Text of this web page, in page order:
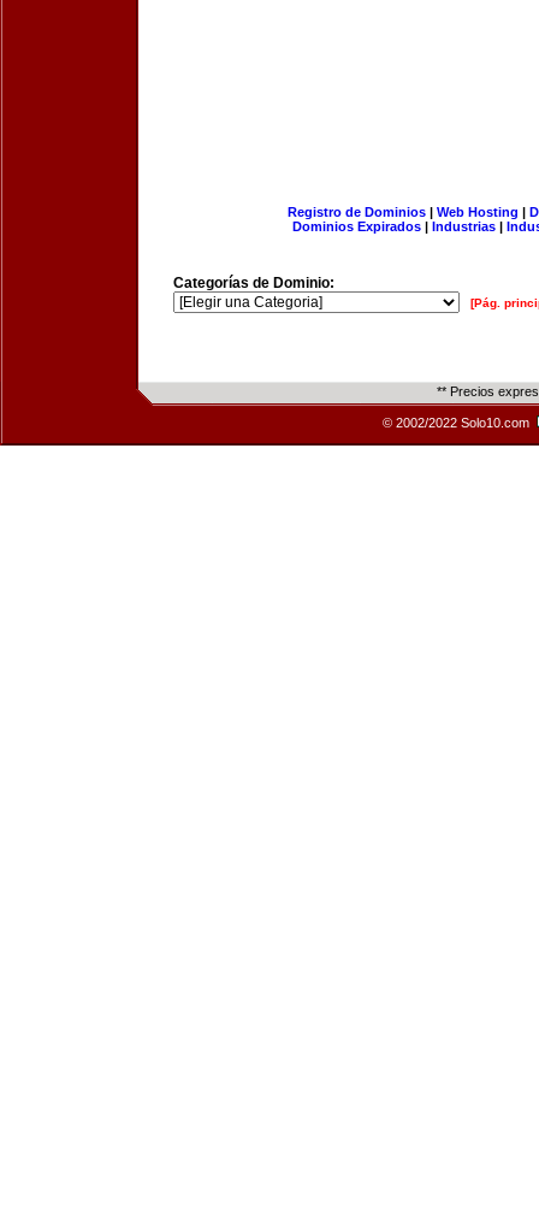
Registro de Dominios| Web Hosting |
Dominios Expirados | Industrias |
Categorías de Dominio:
[Pág.
** Precios
© 2002/2022 Solo10.com